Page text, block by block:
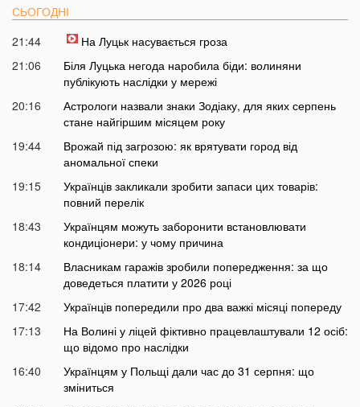
СЬОГОДНІ
21:44
На Луцьк насувається гроза
21:06
Біля Луцька негода наробила біди: волиняни
публікують наслідки у мережі
20:16
Астрологи назвали знаки Зодіаку, для яких серпень
стане найгіршим місяцем року
19:44
Врожай під загрозою: як врятувати город від
аномальної спеки
19:15
Українців закликали зробити запаси цих товарів:
повний перелік
18:43
Українцям можуть заборонити встановлювати
кондиціонери: у чому причина
18:14
Власникам гаражів зробили попередження: за що
доведеться платити у 2026 році
17:42
Українців попередили про два важкі місяці попереду
17:13
На Волині у ліцей фіктивно працевлаштували 12 осіб:
що відомо про наслідки
16:40
Українцям у Польщі дали час до 31 серпня: що
зміниться